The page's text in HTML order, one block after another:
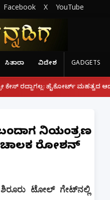
Facebook X YouTube
ಸಿತಾರಾ ವಿದೇಶ GADGETS
ಮಹತ್ವದ ಆದೇಶ | ಫೋನ್
ಬಂದಾಗ ನಿಯಂತ್ರಣ
ಚಾಲಕ ರೋಶನ್
ಟೋಲ್ ಗೇಟ್‌ನಲ್ಲಿ